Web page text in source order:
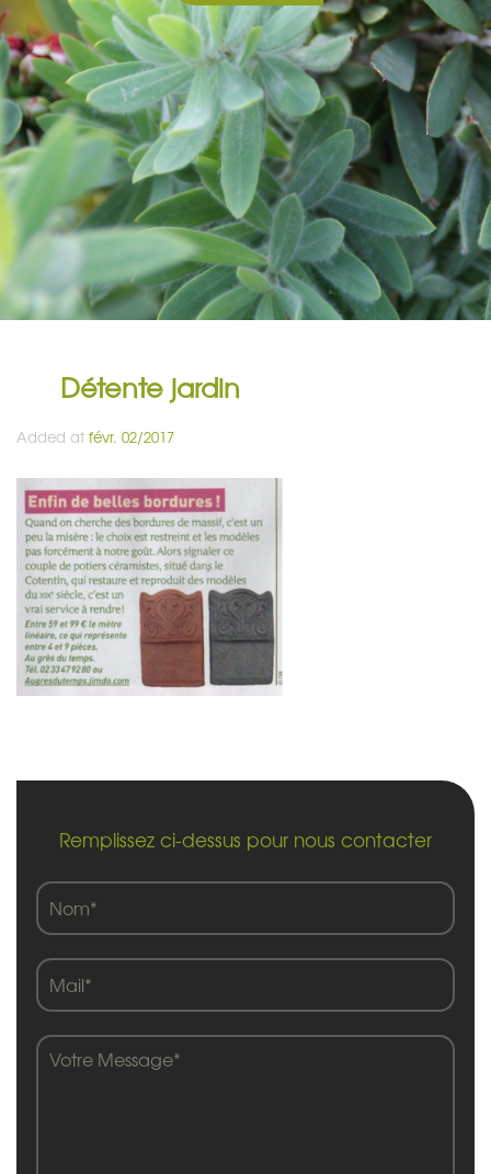
Détente jardin
Added at févr. 02/2017
Remplissez ci-dessus pour nous contacter